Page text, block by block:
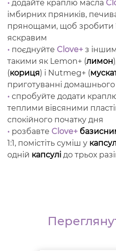
• додайте краплю масла
імбирних пряників,
прянощами, щоб зробити
яскравим
• поєднуйте Clove+ з
такими як Lemon+ (лимон
(кориця) і Nutmeg+ (
приготуванні
• спробуйте додати
теплими вівсяними
спокійного початку дня
• розбавте Clove+
1:1, помістіть суміш у
одній капсулі до трьох